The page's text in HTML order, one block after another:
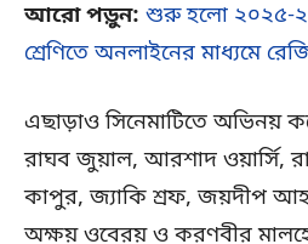
আরো পড়ুন: শুরু হলো ২০২৫-
শ্রেণিতে অনলাইনের মাধ্যমে
এছাড়াও সিনেমাটিতে অভিনয়
রাঘব জুয়াল, আরশাদ ওয়ার্সি,
কাপুর, জ্যাকি শ্রফ, জয়দীপ
অক্ষয় ওবেরয় ও করণবীর